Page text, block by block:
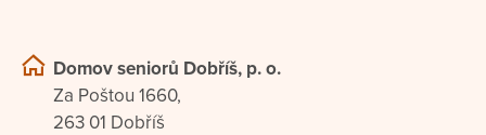
Domov seniorů Dobříš, p. o.
Za Poštou 1660,
263 01 Dobříš